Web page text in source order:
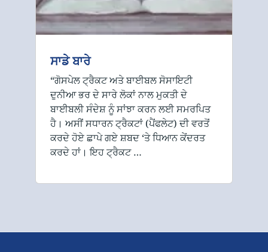
ਸਾਡੇ ਬਾਰੇ
“ਗੋਸਪੇਲ ਟ੍ਰੈਕਟ ਅਤੇ ਬਾਈਬਲ ਸੋਸਾਇਟੀ
ਦੁਨੀਆ ਭਰ ਦੇ ਸਾਰੇ ਲੋਕਾਂ ਨਾਲ ਮੁਕਤੀ ਦੇ
ਬਾਈਬਲੀ ਸੰਦੇਸ਼ ਨੂੰ ਸਾਂਝਾ ਕਰਨ ਲਈ ਸਮਰਪਿਤ
ਹੈ। ਅਸੀਂ ਸਧਾਰਨ ਟ੍ਰੈਕਟਾਂ (ਪੈਂਫਲੇਟ) ਦੀ ਵਰਤੋਂ
ਕਰਦੇ ਹੋਏ ਛਾਪੇ ਗਏ ਸ਼ਬਦ ‘ਤੇ ਧਿਆਨ ਕੇਂਦਰਤ
ਕਰਦੇ ਹਾਂ। ਇਹ ਟ੍ਰੈਕਟ …